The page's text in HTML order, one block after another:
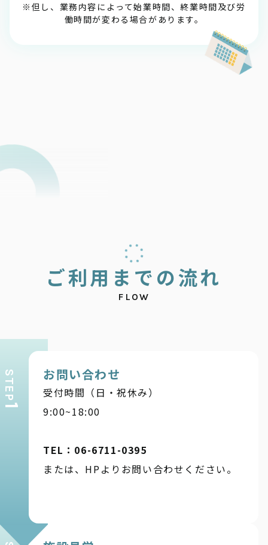
※但し、業務内容によって始業時間、終業時間及び労
働時間が変わる場合があります。
ご利用 ま での流れ
FLOW
STEP
1
お問い合わせ
受付時間（日・祝休み）
9:00~18:00
TEL：06-6711-0395
または、HPよりお問い合わせください。